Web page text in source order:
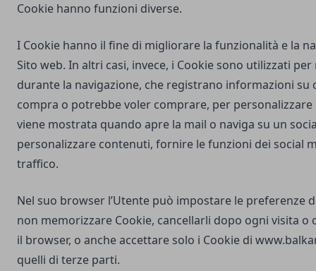
Cookie hanno funzioni diverse.
I Cookie hanno il fine di migliorare la funzionalità e la
Sito web. In altri casi, invece, i Cookie sono utilizzati
durante la navigazione, che registrano informazioni su
compra o potrebbe voler comprare, per
viene mostrata quando apre la mail o naviga su un
personalizzare contenuti, fornire le funzioni dei social
traffico.
Nel suo browser l’Utente può impostare le preferenze
non memorizzare Cookie, cancellarli dopo ogni visita o
il browser, o anche accettare solo i Cookie di
quelli di terze parti.